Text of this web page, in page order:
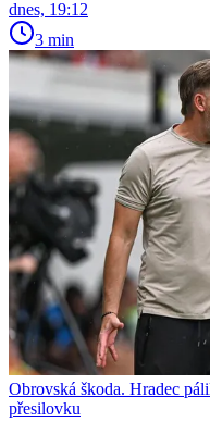
dnes, 19:12
3 min
Obrovská škoda. Hradec
přesilovku